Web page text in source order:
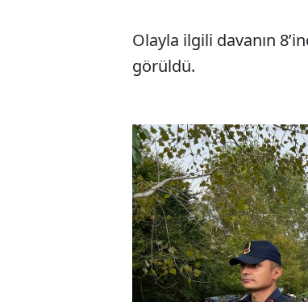
Olayla ilgili davanın
görüldü.